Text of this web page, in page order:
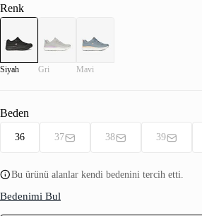
Renk
Siyah Gri Mavi
Beden
36 37 38 39
Bu ürünü alanlar kendi bedenini tercih etti.
Bedenimi Bul